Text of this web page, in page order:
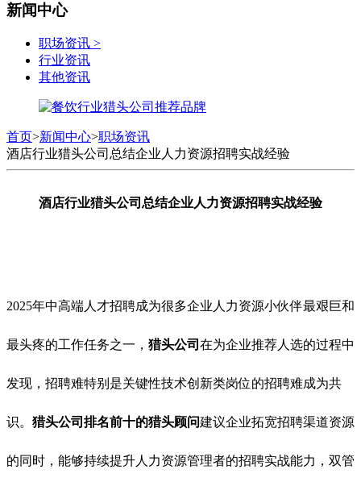
新闻中心
职场资讯 >
行业资讯
其他资讯
首页>新闻中心>职场资讯
酒店行业猎头公司总结企业人力资源招聘实战经验
酒店行业猎头公司总结企业人力资源招聘实战经验
2025年中高端人才招聘成为很多企业人力资源小伙伴最艰巨和
最头疼的工作任务之一， 猎头公司 在为企业推荐人选的过程中
发现，招聘难特别是关键性技术创新类岗位的招聘难成为共
识。 猎头公司排名前十的猎头顾问建议企业拓宽招聘渠道资源
的同时，能够持续提升人力资源管理者的招聘实战能力，双管